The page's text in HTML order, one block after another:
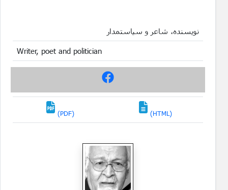
نویسنده، شاعر و سیاستمدار
Writer, poet and politician
(PDF) (HTML)